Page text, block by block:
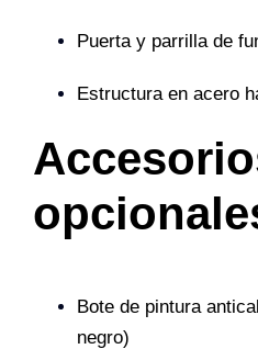
Puerta y parrilla de
Estructura en acero
Bote de pintura
negro)